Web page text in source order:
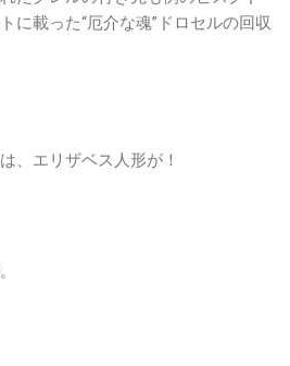
に載った“厄介な魂”ドロセルの回収
、エリザベス人形が！